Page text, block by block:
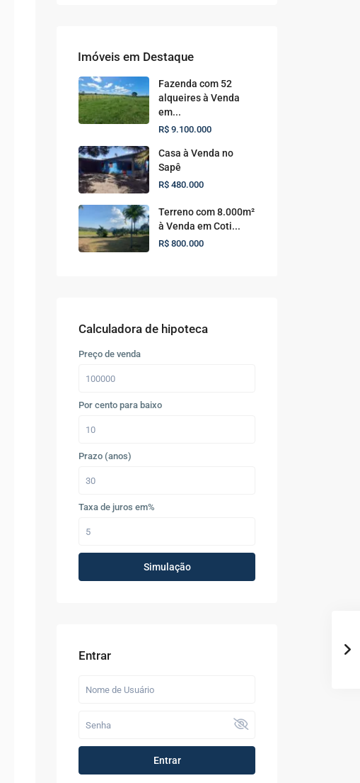
Imóveis em Destaque
Fazenda com 52
alqueires à Venda
em...
R$ 9.100.000
Casa à Venda no
Sapê
R$ 480.000
Terreno com 8.000m²
à Venda em Coti...
R$ 800.000
Calculadora de hipoteca
Preço de venda
Por cento para baixo
Prazo (anos)
Taxa de juros em%
Simulação
Entrar
Entrar